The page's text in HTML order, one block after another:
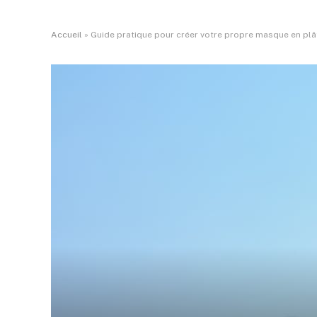
Accueil » Guide pratique pour créer votre propre masque en